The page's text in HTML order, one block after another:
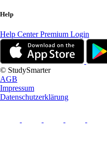
Help
Help CenterPremium Login
© StudySmarter
AGB
Impressum
Datenschutzerklärung